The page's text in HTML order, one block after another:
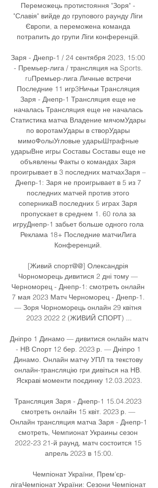
Переможець протистояння "Зоря" -
"Славія" вийде до групового раунду Ліги
Європи, а переможена команда
потрапить до групи Ліги конференцій.
Заря - Днепр-1 / 24 сентября 2023, 15:00
- Премьер-лига / трансляция на Sports.
ruПремьер-лига Личные встречи
Последние 11 игр3Ничьи Трансляция
Заря - Днепр-1 Трансляция еще не
началась Трансляция еще не началась
Статистика матча Владение мячомУдары
по воротамУдары в створУдары
мимоФолыУгловые ударыШтрафные
ударыВне игры Составы Составы еще не
объявлены Факты о командах Заря
проигрывает в 3 последних матчахЗаря –
Днепр-1: Заря не проигрывает в 5 из 7
последних матчей против этого
соперникаВ последних 5 играх Заря
пропускает в среднем 1. 60 гола за
игруДнепр-1 забьет больше одного гола
Реклама 18+ Последние матчиЛига
Конференций.
[Живий спорт@@] Олександрія
Чорноморець дивитися 2 дні тому —
Черноморец - Днепр-1: смотреть онлайн
7 мая 2023 Матч Черноморец - Днепр-1.
— Зоря Чорноморець онлайн 29 квітня
2023 2022 2 (ЖИВИЙ СПОРТ) ...
Дніпро 1 Динамо — дивитися онлайн матч
- НВ Спорт 12 бер. 2023 р. — Дніпро 1
Динамо. Онлайн матчу УПЛ та текстову
онлайн-трансляцію гри дивіться на НВ.
Яскраві моменти поєдинку 12.03.2023.
Трансляция Заря - Днепр-1 15.04.2023
смотреть онлайн 15 квіт. 2023 р. —
Онлайн трансляция матча Заря - Днепр-1
смотреть, Чемпионат Украины сезон
2022-23 21-й раунд, матч состоится 15
апрель 2023 в 15:00.
Чемпіонат України, Прем'єр-
лігаЧемпіонат України: Сезони Чемпіонат